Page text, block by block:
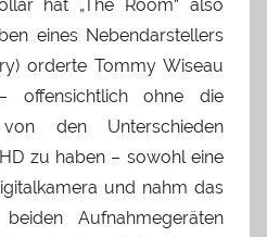
hat „The Room“ also
eines Nebendarstellers
orderte Tommy Wiseau
offensichtlich ohne die
den Unterschieden
zu haben – sowohl eine
und nahm das
Aufnahmegeräten